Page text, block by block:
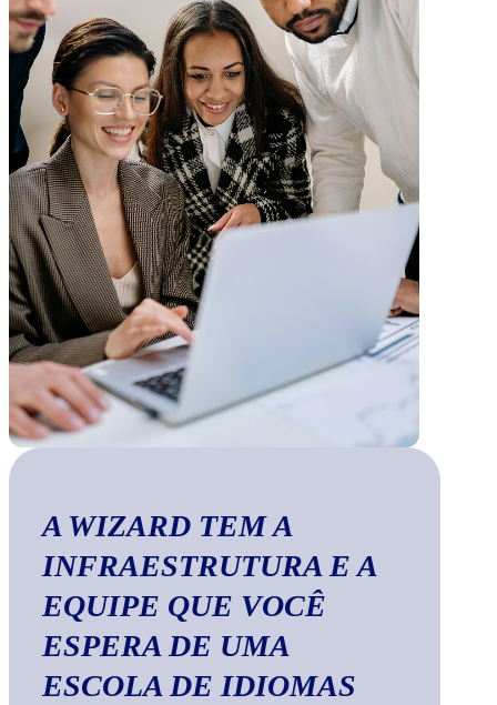
A WIZARD TEM A
INFRAESTRUTURA E A
EQUIPE QUE VOCÊ
ESPERA DE UMA
ESCOLA DE IDIOMAS